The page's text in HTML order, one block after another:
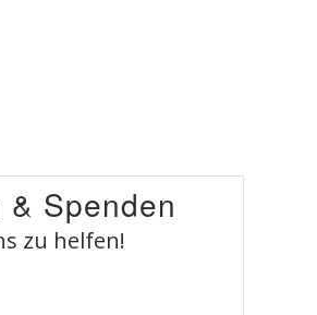
& Spenden
zu helfen!